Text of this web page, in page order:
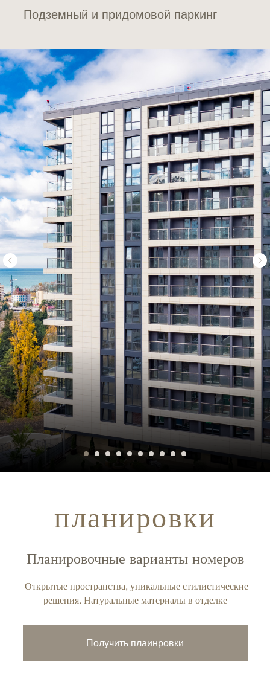
Подземный и придомовой паркинг
планировки
Планировочные варианты номеров
Открытые пространства, уникальные стилистические
решения. Натуральные материалы в отделке
Получить плаинровки